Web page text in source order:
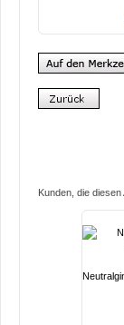
Kunden, die